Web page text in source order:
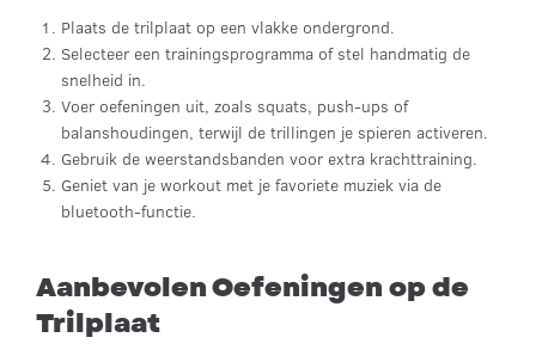
Plaats de trilplaat op een vlakke ondergrond.
Selecteer een trainingsprogramma of stel handmatig de
snelheid in.
Voer oefeningen uit, zoals squats, push-ups of
balanshoudingen, terwijl de trillingen je spieren activeren.
Gebruik de weerstandsbanden voor extra krachttraining.
Geniet van je workout met je favoriete muziek via de
bluetooth-functie.
Aanbevolen Oefeningen op de
Trilplaat